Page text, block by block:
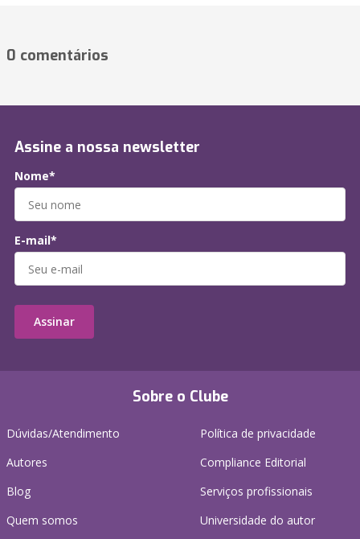
0 comentários
Sobre o Clube
Dúvidas/Atendimento
Autores
Blog
Quem somos
Política de privacidade
Compliance Editorial
Serviços profissionais
Universidade do autor
Assine a nossa newsletter
Nome*
E-mail*
Assinar